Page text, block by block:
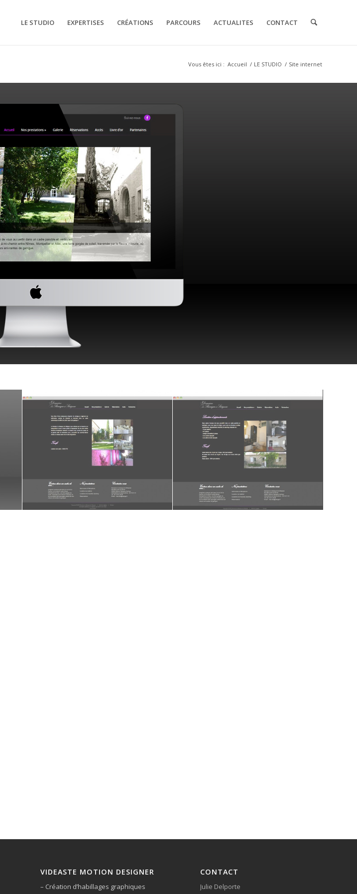
LE STUDIO EXPERTISES CRÉATIONS PARCOURS ACTUALITES CONTACT
Vous êtes ici : Accueil / LE STUDIO / Site internet
VIDEASTE MOTION DESIGNER
– Création d’habillages graphiques
CONTACT
Julie Delporte